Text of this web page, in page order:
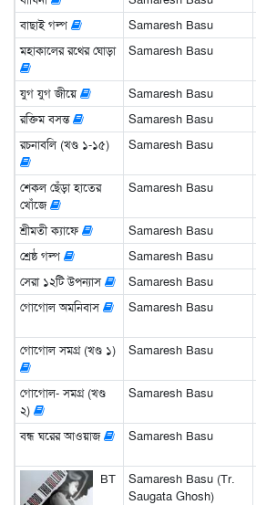
বাছাই গল্প
Samaresh Basu
মহাকালের রথের ঘোড়া
Samaresh Basu
যুগ যুগ জীয়ে Samaresh Basu
রক্তিম বসন্ত
Samaresh Basu
রচনাবলি (খণ্ড ১-১৫)
Samaresh Basu
শেকল ছেঁড়া হাতের
খোঁজে
Samaresh Basu
শ্রীমতী ক্যাফে Samaresh Basu
শ্রেষ্ঠ গল্প
Samaresh Basu
সেরা ১২টি উপন্যাস
Samaresh Basu
গোগোল অমনিবাস
Samaresh Basu
গোগোল সমগ্র (খণ্ড ১) Samaresh Basu
গোগোল- সমগ্র (খণ্ড
২)
Samaresh Basu
বন্ধ ঘরের আওয়াজ Samaresh Basu
BT
Samaresh Basu (Tr.
Saugata Ghosh)